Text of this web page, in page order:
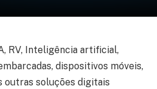
RV, Inteligência artificial,
dispositivos móveis,
outras soluções digitais